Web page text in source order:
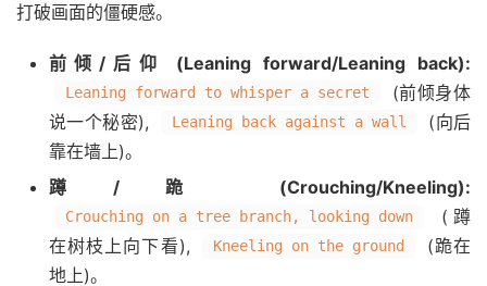
打破画面的僵硬感。
前倾/后仰 (Leaning forward/Leaning back):
Leaning forward to whisper a secret
(前倾身体
说一个秘密),
Leaning back against a wall
(向后
靠在墙上)。
蹲/跪 (Crouching/Kneeling):
Crouching on a tree branch, looking down
(蹲
在树枝上向下看),
Kneeling on the ground
(跪在
地上)。